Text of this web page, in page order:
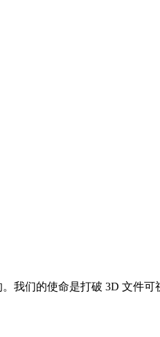
我们的使命是打破 3D 文件可